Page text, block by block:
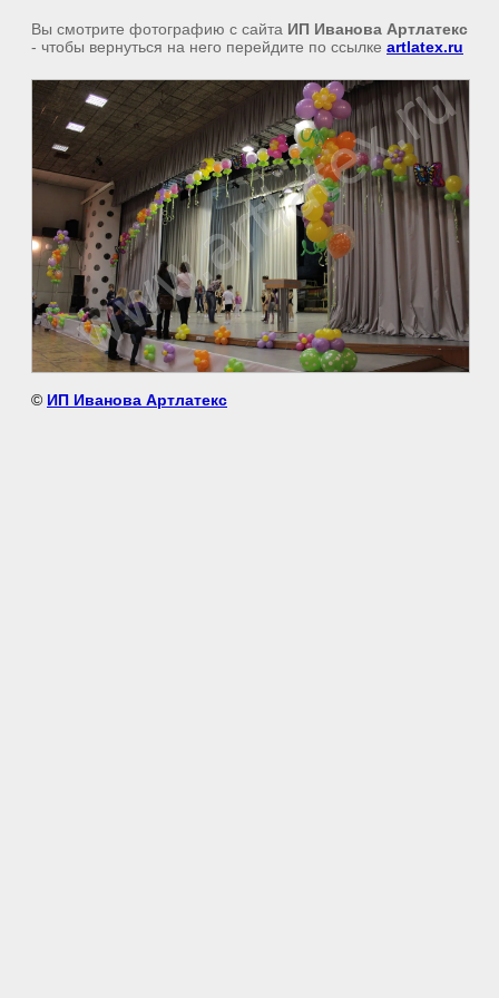
Вы смотрите фотографию с сайта ИП Иванова Артлатекс
- чтобы вернуться на него перейдите по ссылке artlatex.ru
© ИП Иванова Артлатекс